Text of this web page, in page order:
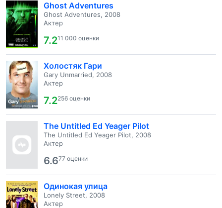
Ghost Adventures
Ghost Adventures, 2008
Актер
7.211 000 оценки
Холостяк Гари
Gary Unmarried, 2008
Актер
7.2256 оценки
The Untitled Ed Yeager Pilot
The Untitled Ed Yeager Pilot, 2008
Актер
6.677 оценки
Одинокая улица
Lonely Street, 2008
Актер